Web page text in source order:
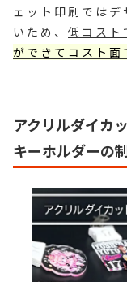
ェット印刷では
いため、 低コスト
ができてコスト面
アクリルダイカ
キーホルダーの